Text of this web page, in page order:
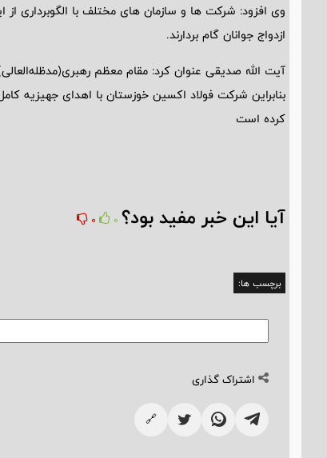
وی افزود: شرکت ها و سازمان های مختلف با الگوبرداری
ازدواج جوانان گام بردارند.
آیت الله صدیقی عنوان کرد: مقام معظم
کرده است
آیا این خبر مفید بود؟ 0
0
برچسب ها:
اشتراک گذاری
🔗